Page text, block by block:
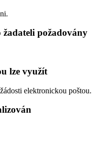
žadateli požadovány
lze využít
elektronickou poštou.